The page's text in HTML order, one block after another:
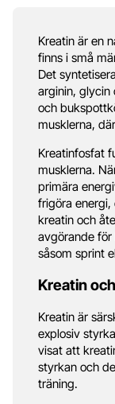
Kreatin är en
finns i små
Det
arginin, glycin
och
musklerna,
Kreatinfosfat
musklerna.
primära
frigöra
kreatin och
avgörande
såsom sprint
Kreatin
Kreatin är
explosiv
visat att
styrkan och
träning.